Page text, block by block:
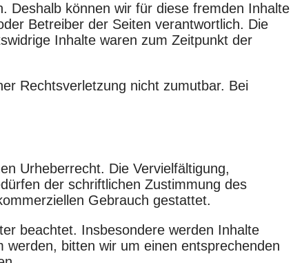
Deshalb können wir für diese fremden Inhalte
Betreiber der Seiten verantwortlich. Die
Inhalte waren zum Zeitpunkt der
Rechtsverletzung nicht zumutbar. Bei
Urheberrecht. Die Vervielfältigung,
der schriftlichen Zustimmung des
Gebrauch gestattet.
beachtet. Insbesondere werden Inhalte
bitten wir um einen entsprechenden